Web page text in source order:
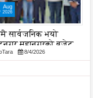
Aug
2026
सार्वजनिक भयो
महानगरको बजेट
कार्यान्वयन प्रक्रिया
8/4/2026